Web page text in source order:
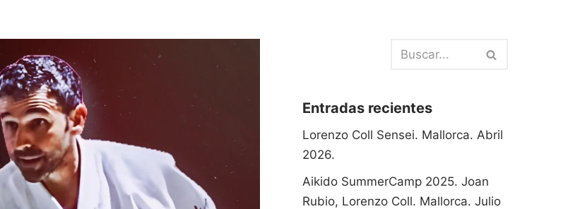
Entradas recientes
Lorenzo Coll Sensei. Mallorca. Abril
2026.
Aikido SummerCamp 2025. Joan
Rubio, Lorenzo Coll. Mallorca. Julio